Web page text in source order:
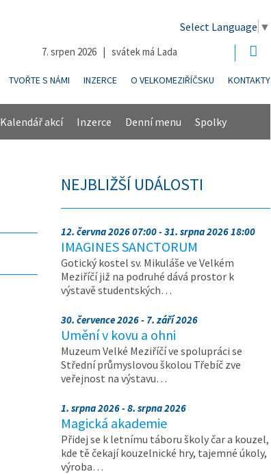
Select Language ▼
7. srpen 2026 | svátek má Lada
TVOŘTE S NÁMI INZERCE O VELKOMEZIŘÍČSKU KONTAKTY
Kalendář akcí Inzerce Denní menu Spolky
NEJBLIŽŠÍ UDÁLOSTI
12. června 2026 07:00 - 31. srpna 2026 18:00
IMAGINES SANCTORUM
Gotický kostel sv. Mikuláše ve Velkém
Meziříčí již na podruhé dává prostor k
výstavě studentských…
30. července 2026 - 7. září 2026
Umění v kovu a ohni
Muzeum Velké Meziříčí ve spolupráci se
Střední průmyslovou školou Třebíč zve
veřejnost na výstavu…
1. srpna 2026 - 8. srpna 2026
Magická akademie
Přidej se k letnímu táboru školy čar a kouzel,
kde tě čekají kouzelnické hry, tajemné úkoly,
výroba…